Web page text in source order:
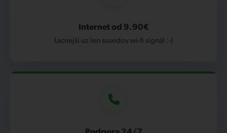
Internet od 9.90€
Lacnejší uz len susedov wi-fi signál :-)